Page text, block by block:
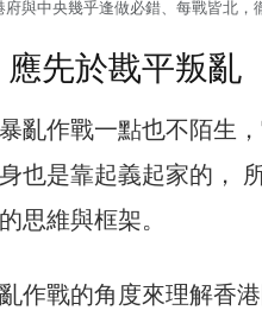
府與中央幾乎逢做必錯、每戰皆北，
應先於戡平叛亂
亂作戰一點也不陌生
也是靠起義起家的，
思維與框架。
作戰的角度來理解香